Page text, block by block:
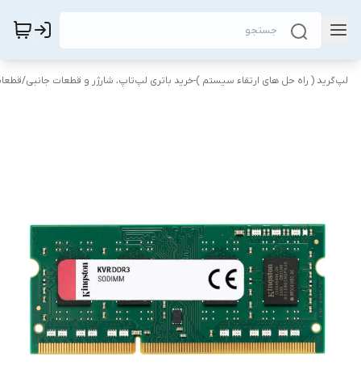
لپ‌گرید ( راه‌ حل های ارتقاء سیستم )-خرید باتری لپ‌تاپ، شارژر و قطعات جانبی/